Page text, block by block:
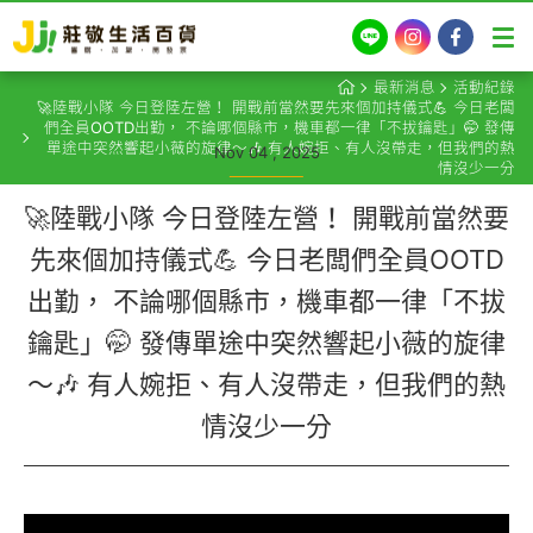
LINE InstagramFacebook
最新消息
活動紀錄
🚀陸戰小隊 今日登陸左營！ 開戰前當然要先來個加持儀式💪 今日老闆
們全員OOTD出勤， 不論哪個縣市，機車都一律「不拔鑰匙」🤭 發傳
單途中突然響起小薇的旋律～🎶 有人婉拒、有人沒帶走，但我們的熱
情沒少一分
Nov 04 , 2025
🚀陸戰小隊 今日登陸左營！ 開戰前當然要
先來個加持儀式💪 今日老闆們全員OOTD
出勤， 不論哪個縣市，機車都一律「不拔
鑰匙」🤭 發傳單途中突然響起小薇的旋律
～🎶 有人婉拒、有人沒帶走，但我們的熱
情沒少一分